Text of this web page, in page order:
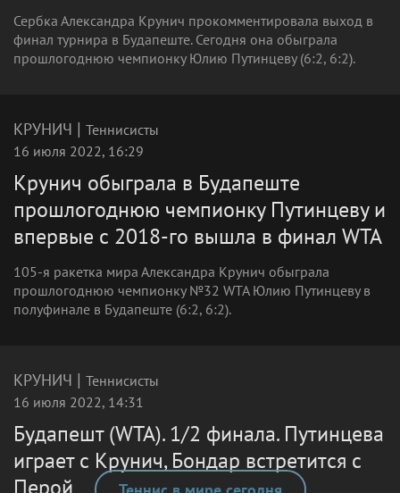
Сербка Александра Крунич прокомментировала выход в
финал турнира в Будапеште. Сегодня она обыграла
прошлогоднюю чемпионку Юлию Путинцеву (6:2, 6:2).
КРУНИЧ | Теннисисты
16 июля 2022, 16:29
Крунич обыграла в Будапеште
прошлогоднюю чемпионку Путинцеву и
впервые с 2018-го вышла в финал WTA
105-я ракетка мира Александра Крунич обыграла
прошлогоднюю чемпионку №32 WTA Юлию Путинцеву в
полуфинале в Будапеште (6:2, 6:2).
КРУНИЧ | Теннисисты
16 июля 2022, 14:31
Будапешт (WTA). 1/2 финала. Путинцева
играет с Крунич, Бондар встретится с
Перой